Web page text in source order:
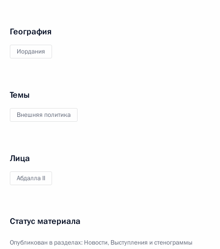
География
Иордания
Темы
Внешняя политика
Лица
Абдалла II
Статус материала
Опубликован в разделах: Новости, Выступления и стенограммы